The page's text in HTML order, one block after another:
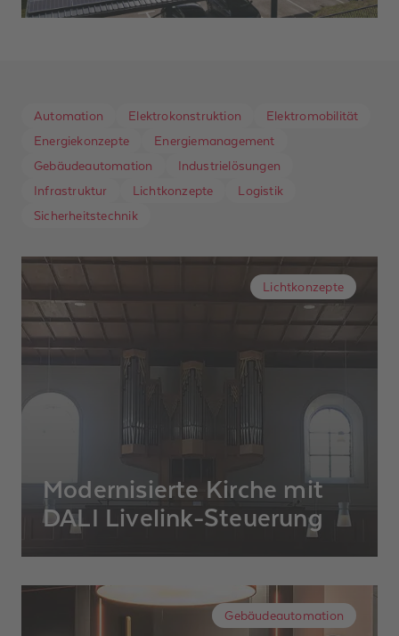
Automation Elektrokonstruktion
Elektromobilität
Energiekonzepte
Energiemanagement
Gebäudeautomation
Industrielösungen
Infrastruktur
Lichtkonzepte
Logistik
Sicherheitstechnik
Lichtkonzepte
Modernisierte Kirche mit
DALI Livelink-Steuerung
Kirche im schönen Steinenstadt. Mit
neuester LED-Technik und DALI Livelink-
Gebäudeautomation